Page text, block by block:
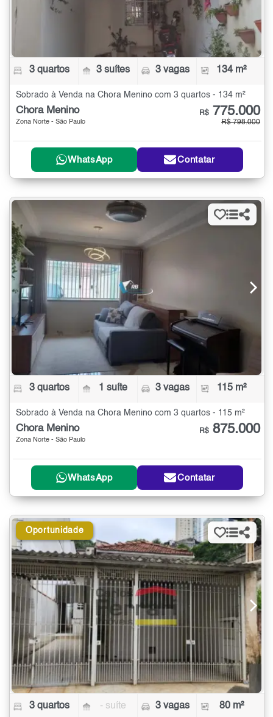
3 quartos 3 suítes 3 vagas 134 m²
Sobrado à Venda na Chora Menino com 3 quartos - 134 m²
Chora Menino
Zona Norte - São Paulo
R$ 775.000
R$ 798.000
WhatsApp Contatar
3 quartos 1 suíte 3 vagas 115 m²
Sobrado à Venda na Chora Menino com 3 quartos - 115 m²
Chora Menino
Zona Norte - São Paulo
R$ 875.000
WhatsApp Contatar
Oportunidade
3 quartos - suíte 3 vagas 80 m²